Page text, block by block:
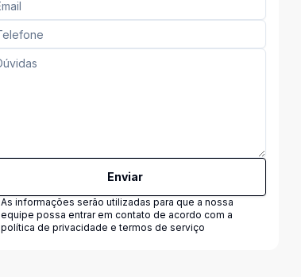
Enviar
As informações serão utilizadas para que a nossa
equipe possa entrar em contato de acordo com a
política de privacidade e termos de serviço